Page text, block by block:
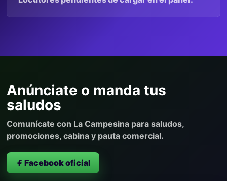
Anúnciate o manda tus
saludos
Comunícate con La Campesina para saludos,
promociones, cabina y pauta comercial.
Facebook oficial